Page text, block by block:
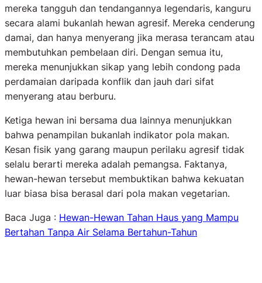
mereka tangguh dan tendangannya legendaris, kanguru
secara alami bukanlah hewan agresif. Mereka cenderung
damai, dan hanya menyerang jika merasa terancam atau
membutuhkan pembelaan diri. Dengan semua itu,
mereka menunjukkan sikap yang lebih condong pada
perdamaian daripada konflik dan jauh dari sifat
menyerang atau berburu.
Ketiga hewan ini bersama dua lainnya menunjukkan
bahwa penampilan bukanlah indikator pola makan.
Kesan fisik yang garang maupun perilaku agresif tidak
selalu berarti mereka adalah pemangsa. Faktanya,
hewan-hewan tersebut membuktikan bahwa kekuatan
luar biasa bisa berasal dari pola makan vegetarian.
Baca Juga : Hewan-Hewan Tahan Haus yang Mampu
Bertahan Tanpa Air Selama Bertahun-Tahun